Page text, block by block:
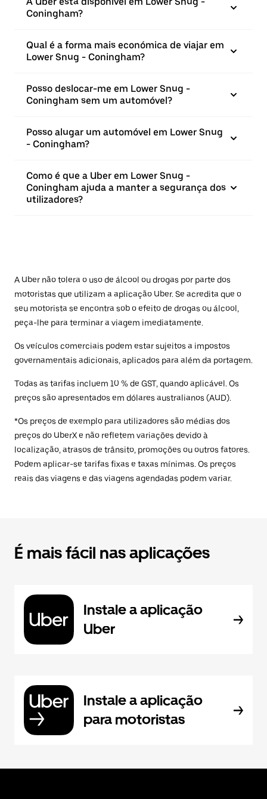
Coningham?
Qual é a forma mais económica de viajar em
Lower Snug - Coningham?
Posso deslocar-me em Lower Snug -
Coningham sem um automóvel?
Posso alugar um automóvel em Lower Snug
- Coningham?
Como é que a Uber em Lower Snug -
Coningham ajuda a manter a segurança dos
utilizadores?
A Uber não tolera o uso de álcool ou drogas por parte dos
motoristas que utilizam a aplicação Uber. Se acredita que o
seu motorista se encontra sob o efeito de drogas ou álcool,
peça-lhe para terminar a viagem imediatamente.
Os veículos comerciais podem estar sujeitos a impostos
governamentais adicionais, aplicados para além da portagem.
Todas as tarifas incluem 10 % de GST, quando aplicável. Os
preços são apresentados em dólares australianos (AUD).
*Os preços de exemplo para utilizadores são médias dos
preços do UberX e não refletem variações devido à
localização, atrasos de trânsito, promoções ou outros fatores.
Podem aplicar-se tarifas fixas e taxas mínimas. Os preços
reais das viagens e das viagens agendadas podem variar.
É mais fácil nas aplicações
Instale a aplicação
Uber
Instale a aplicação
para motoristas